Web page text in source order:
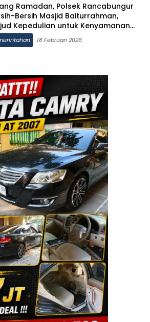
Ramadan, Polsek Rancabungur
Bersih Masjid Baiturrahman,
Kepedulian untuk Kenyamanan
18 Februari 2026